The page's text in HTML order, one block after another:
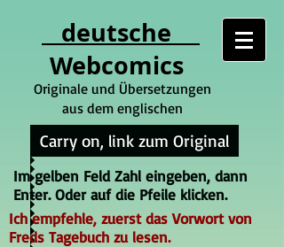
deutsche
Webcomics
Originale und Übersetzungen
aus dem englischen
Carry on, link zum Original
Im gelben Feld Zahl eingeben, dann
Enter. Oder auf die Pfeile klicken.
Ich empfehle, zuerst das Vorwort von
Freds Tagebuch zu lesen.